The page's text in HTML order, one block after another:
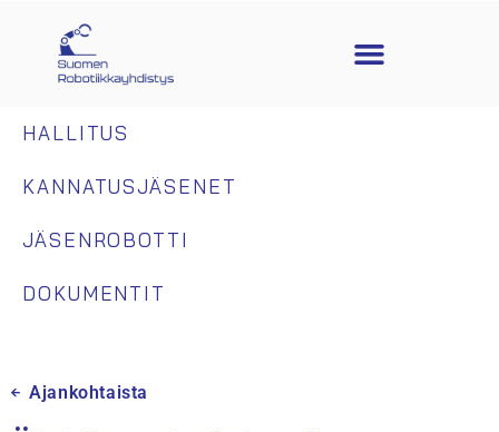
HALLITUS
KANNATUSJÄSENET
JÄSENROBOTTI
DOKUMENTIT
Ajankohtaista